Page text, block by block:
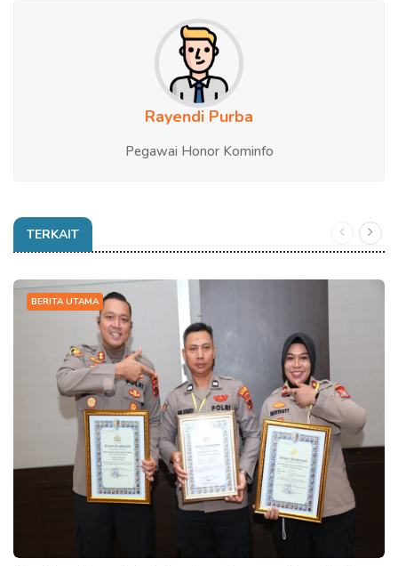
Rayendi Purba
Pegawai Honor Kominfo
TERKAIT
BERITA UTAMA